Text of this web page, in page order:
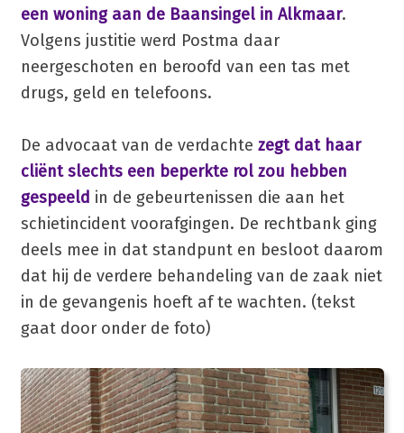
een woning aan de Baansingel in Alkmaar.
Volgens justitie werd Postma daar
neergeschoten en beroofd van een tas met
drugs, geld en telefoons.
De advocaat van de verdachte zegt dat haar
cliënt slechts een beperkte rol zou hebben
gespeeld in de gebeurtenissen die aan het
schietincident voorafgingen. De rechtbank ging
deels mee in dat standpunt en besloot daarom
dat hij de verdere behandeling van de zaak niet
in de gevangenis hoeft af te wachten. (tekst
gaat door onder de foto)